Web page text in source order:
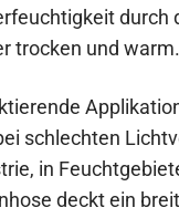
durch
trocken und warm.
schlechten
in
deckt ein